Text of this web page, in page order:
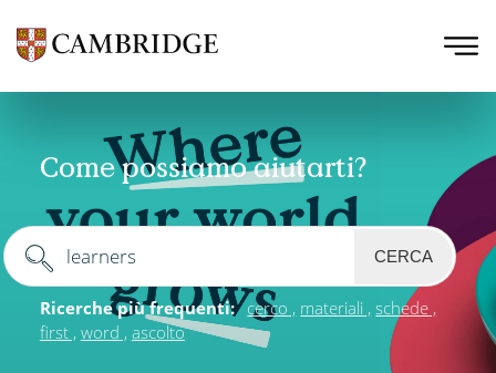
Come possiamo aiutarti?
CERCA
Ricerche più frequenti: cerco materiali
schede
first word ascolto